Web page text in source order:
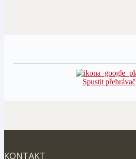
Spustit přehrávač
KONTAKT